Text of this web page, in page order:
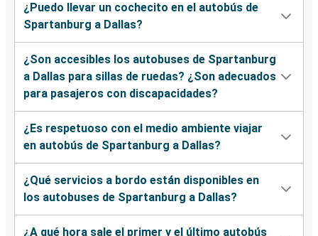
¿Puedo llevar un cochecito en el autobús de
Spartanburg a Dallas?
¿Son accesibles los autobuses de Spartanburg
a Dallas para sillas de ruedas? ¿Son adecuados
para pasajeros con discapacidades?
¿Es respetuoso con el medio ambiente viajar
en autobús de Spartanburg a Dallas?
¿Qué servicios a bordo están disponibles en
los autobuses de Spartanburg a Dallas?
¿A qué hora sale el primer y el último autobús